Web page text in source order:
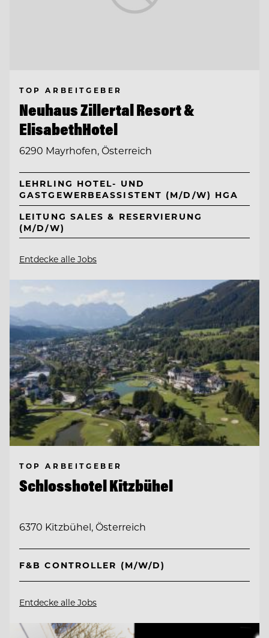
TOP ARBEITGEBER
Neuhaus Zillertal Resort &
ElisabethHotel
6290 Mayrhofen, Österreich
LEHRLING HOTEL- UND
GASTGEWERBEASSISTENT (M/D/W) HGA
LEITUNG SALES & RESERVIERUNG
(M/D/W)
Entdecke alle Jobs
TOP ARBEITGEBER
Schlosshotel Kitzbühel
6370 Kitzbühel, Österreich
F&B CONTROLLER (M/W/D)
Entdecke alle Jobs